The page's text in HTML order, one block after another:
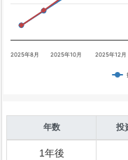
2025年8月 2025年10月 2025年12月
年数 投
1年後